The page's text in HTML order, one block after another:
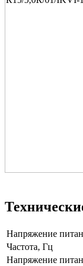
Напряжение
Частота, Гц
Напряжение